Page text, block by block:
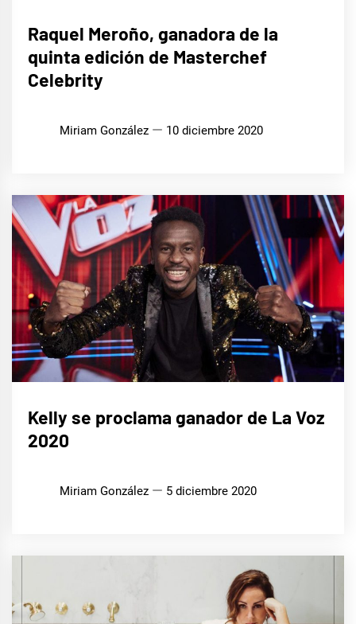
SERIES
Y TV
Raquel Meroño, ganadora de la
quinta edición de Masterchef
Celebrity
Miriam González 10 diciembre 2020
SERIES
Y TV
Kelly se proclama ganador de La Voz
2020
Miriam González 5 diciembre 2020